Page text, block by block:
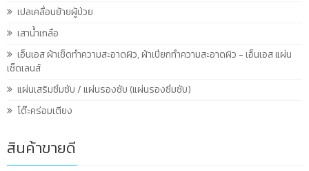
เปลเคลื่อนย้ายผู้ป่วย
เสาน้ำเกลือ
เอ็นเอส ผ้าเช็ดทำความสะอาดผิว, ผ้าเปียกทำความสะอาดผิว - เอ็นเอส แผ่น
เช็ดเลนส์
แผ่นเสริมซึมซับ / แผ่นรองซับ (แผ่นรองซึมซับ)
โต๊ะคร่อมเตียง
สินค้าขายดี